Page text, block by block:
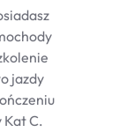
jazdy
Kat C.